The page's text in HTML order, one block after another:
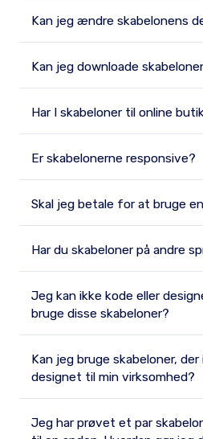
Kan jeg ændre skabelonens
Kan jeg downloade
Har I skabeloner til online
Er skabelonerne responsive?
Skal jeg betale for at bruge
Har du skabeloner på andre
Jeg kan ikke kode eller
bruge disse skabeloner?
Kan jeg bruge skabeloner,
designet til min virksomhed?
Jeg har prøvet et par